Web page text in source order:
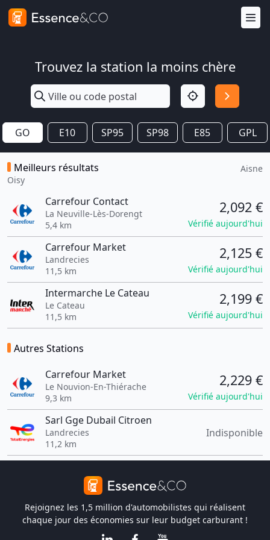
Trouvez la station la moins chère
GO E10 SP95 SP98 E85 GPL
Meilleurs résultats
Oisy
Aisne
Carrefour Contact
La Neuville-Lès-Dorengt
5,4 km
2,092 €
Vérifié aujourd'hui
Carrefour Market
Landrecies
11,5 km
2,125 €
Vérifié aujourd'hui
Intermarche Le Cateau
Le Cateau
11,5 km
2,199 €
Vérifié aujourd'hui
Autres Stations
Carrefour Market
Le Nouvion-En-Thiérache
9,3 km
2,229 €
Vérifié aujourd'hui
Sarl Gge Dubail Citroen
Landrecies
11,2 km
Indisponible
Rejoignez les 1,5 million d'automobilistes qui réalisent
chaque jour des économies sur leur budget carburant !